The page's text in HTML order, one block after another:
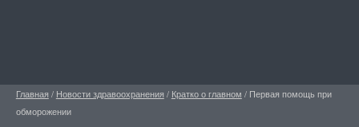
Главная / Новости здравоохранения / Кратко о главном / Первая помощь при
обморожении